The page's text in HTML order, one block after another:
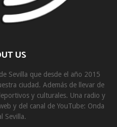
US
Sevilla que desde el año 2015
ciudad. Además de llevar de
y culturales. Una radio y
y del canal de YouTube: Onda
Sevilla.